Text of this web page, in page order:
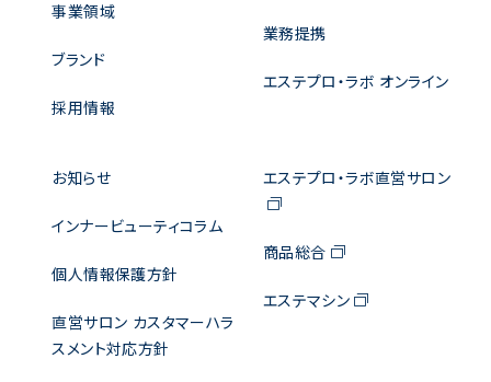
事業領域
ブランド
採用情報
業務提携
エステプロ・ラボ オンライン
お知らせ
インナービューティコラム
個人情報保護方針
直営サロン カスタマーハラ
スメント対応方針
エステプロ・ラボ直営サロン
商品総合
エステマシン